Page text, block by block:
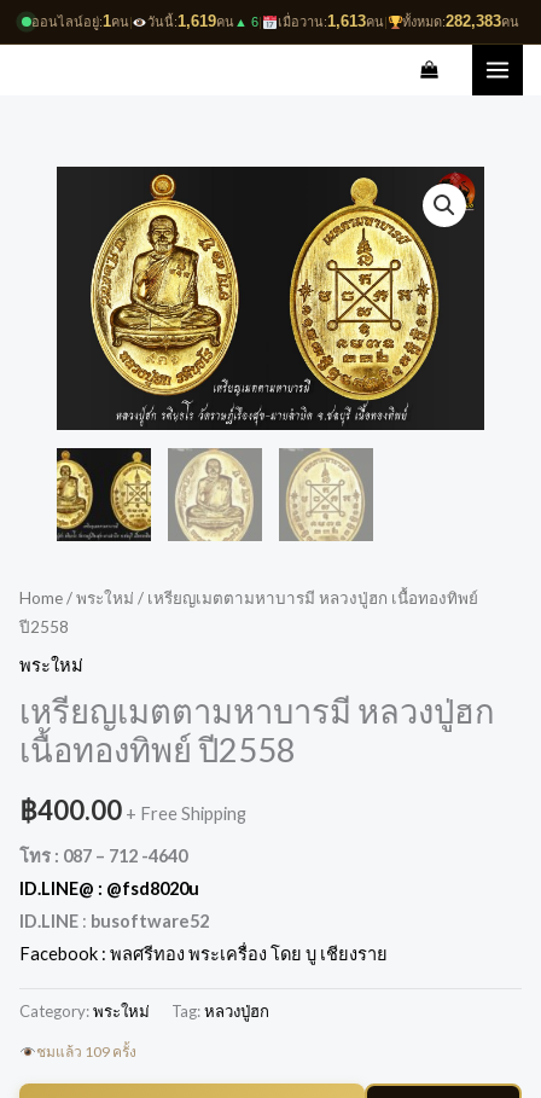
ออนไลน์อยู่:1คน| วันนี้:1,619คน ▲ 6| เมื่อวาน:1,613คน| ทั้งหมด:282,383คน
Skip
to
Home/พระใหม่ / เหรียญเมตตามหาบารมี หลวงปู่ฮก เนื้อทองทิพย์
ปี2558
พระใหม่
เหรียญเมตตามหาบารมี หลวงปู่ฮก
เนื้อทองทิพย์ ปี2558
฿400.00 + Free Shipping
โทร : 087 – 712 -4640
ID.LINE@ : @fsd8020u
ID.LINE : busoftware52
Facebook : พลศรีทอง พระเครื่อง โดย บู เชียงราย
Category:พระใหม่ Tag:หลวงปู่ฮก
ชมแล้ว 109 ครั้ง